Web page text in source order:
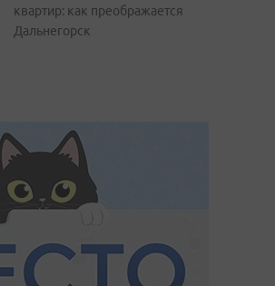
квартир: как преображается
Дальнегорск